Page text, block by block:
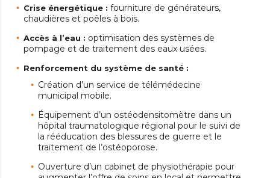
Crise énergétique : fourniture de générateurs,
chaudières et poêles à bois.
Accès à l’eau : optimisation des systèmes de
pompage et de traitement des eaux usées.
Renforcement du système de santé :
Création d’un service de télémédecine
municipal mobile.
Équipement d’un ostéodensitomètre dans un
hôpital traumatologique régional pour le suivi de
la rééducation des blessures de guerre et le
traitement de l’ostéoporose.
Ouverture d’un cabinet de physiothérapie pour